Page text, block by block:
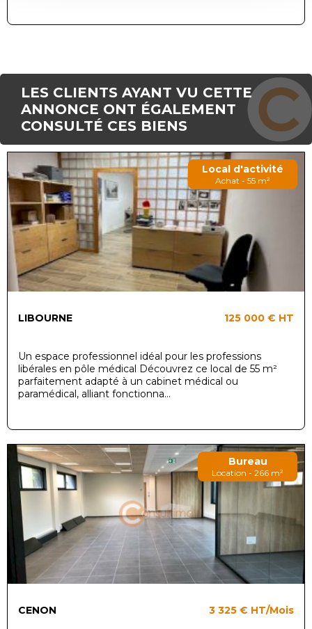
LES CLIENTS AYANT VU CETTE
ANNONCE ONT ÉGALEMENT
CONSULTÉ CES BIENS
Local d'activité
Achat - 55 m²
LIBOURNE 125 000 € HT
Un espace professionnel idéal pour les professions
libérales en pôle médical Découvrez ce local de 55 m²
parfaitement adapté à un cabinet médical ou
paramédical, alliant fonctionna...
Bureau
Location - 266 m²
CENON 3 325 € HT/Mois